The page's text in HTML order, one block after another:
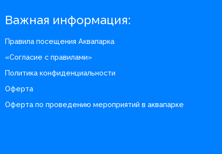
Важная информация:
Правила посещения Аквапарка
«Согласие с правилами»
Политика конфиденциальности
Оферта
Оферта по проведению мероприятий в аквапарке